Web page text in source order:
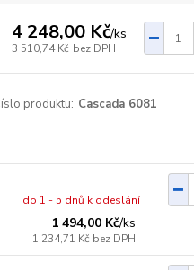
4 248,00 Kč/ks
3 510,74 Kč bez DPH
produktu: Cascada 6081
1 494,00 Kč/ks
1 234,71 Kč bez DPH
do 1 - 5 dnů k odeslání